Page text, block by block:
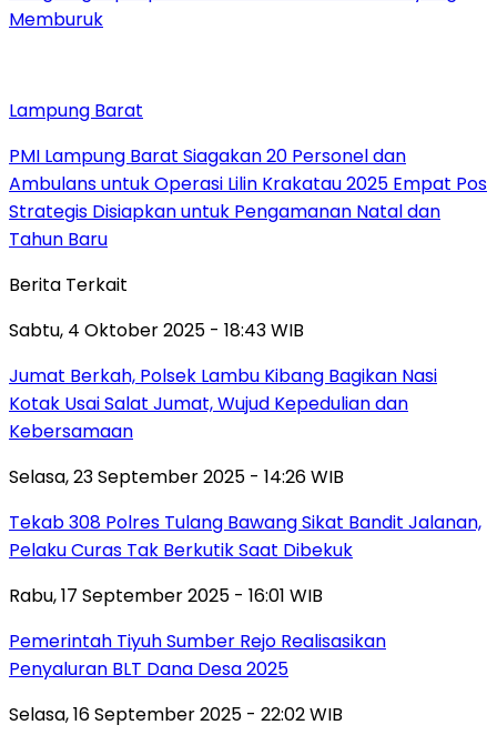
Memburuk
Lampung Barat
PMI Lampung Barat Siagakan 20 Personel dan
Ambulans untuk Operasi Lilin Krakatau 2025 Empat Pos
Strategis Disiapkan untuk Pengamanan Natal dan
Tahun Baru
Berita Terkait
Sabtu, 4 Oktober 2025 - 18:43 WIB
Jumat Berkah, Polsek Lambu Kibang Bagikan Nasi
Kotak Usai Salat Jumat, Wujud Kepedulian dan
Kebersamaan
Selasa, 23 September 2025 - 14:26 WIB
Tekab 308 Polres Tulang Bawang Sikat Bandit Jalanan,
Pelaku Curas Tak Berkutik Saat Dibekuk
Rabu, 17 September 2025 - 16:01 WIB
Pemerintah Tiyuh Sumber Rejo Realisasikan
Penyaluran BLT Dana Desa 2025
Selasa, 16 September 2025 - 22:02 WIB